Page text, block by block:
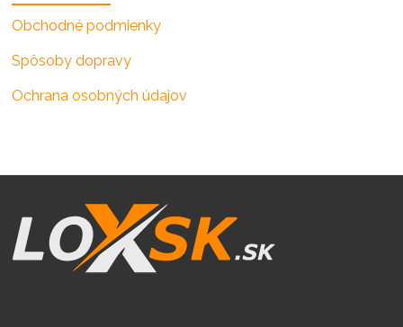
Obchodné podmienky
Spôsoby dopravy
Ochrana osobných údajov